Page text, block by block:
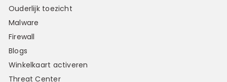
Ouderlijk toezicht
Malware
Firewall
Blogs
Winkelkaart activeren
Threat Center